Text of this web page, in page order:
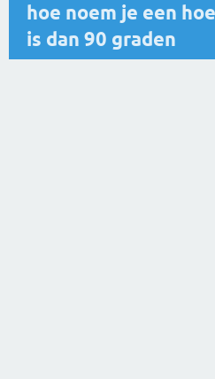
hoe noem je een
is dan 90 graden